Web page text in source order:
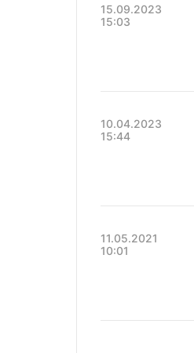
15.09.2023
15:03
10.04.2023
15:44
11.05.2021
10:01